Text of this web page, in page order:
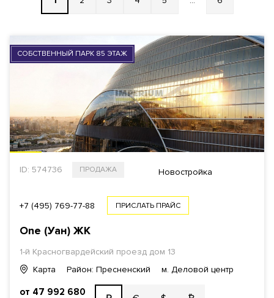
РАЙОН +1
ВЫБРАТЬ НА КАРТЕ
Общая За 1 м²
₽ $ € ₿
СОБСТВЕННЫЙ ПАРК 85 ЭТАЖ
ID: 574736 ПРОДАЖА Новостройка
+7 (495) 769-77-88 ПРИСЛАТЬ ПРАЙС
One (Уан) ЖК
1-й Красногвардейский проезд дом 13
Карта
Район: Пресненский м. Деловой центр
от 47 992 680